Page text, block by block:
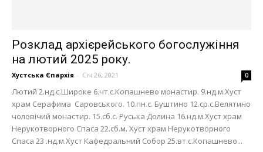
Розклад архієрейського богослужіння
на лютий 2025 року.
Хустська Єпархія - Січ 26, 2021 0
Лютий 2.нд.с.Широке 6.чт.с.Копашнево монастир. 9.нд.м.Хуст
храм Серафима Саровського. 10.пн.с. Буштино 12.ср.с.Велятино
чоловічий монастир. 15.сб.с. Руська Долина 16.нд.м.Хуст храм
Нерукотворного Спаса 22.сб.м. Хуст храм Нерукотворного
Спаса 23 .нд.м.Хуст Кафедральний Собор 25.вт.с.Копашнево...